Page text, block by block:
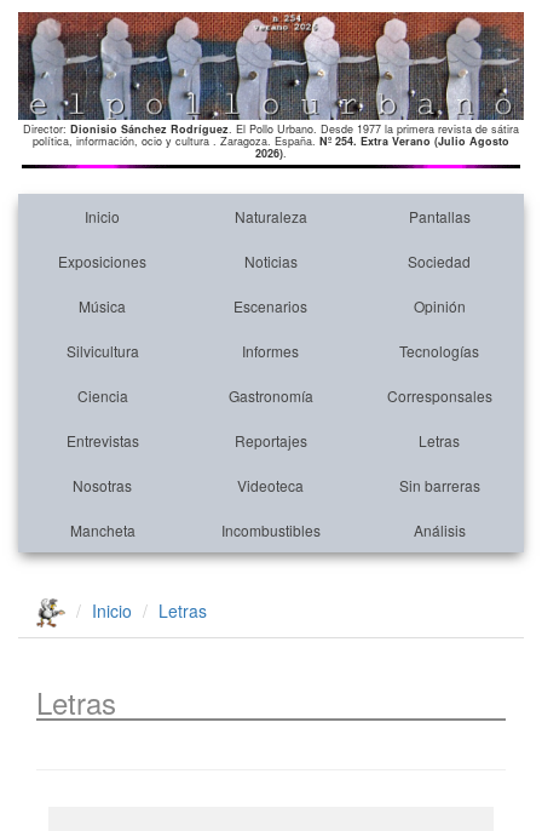
Director: Dionisio Sánchez Rodríguez. El Pollo Urbano. Desde 1977 la primera revista de sátira
política, información, ocio y cultura . Zaragoza. España. Nº 254. Extra Verano (Julio Agosto
2026).
Inicio Naturaleza Pantallas
Exposiciones Noticias Sociedad
Música Escenarios Opinión
Silvicultura Informes Tecnologías
Ciencia Gastronomía Corresponsales
Entrevistas Reportajes Letras
Nosotras Videoteca Sin barreras
Mancheta Incombustibles Análisis
Inicio Letras
Letras